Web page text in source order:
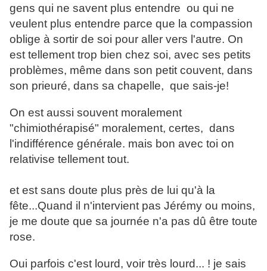
gens qui ne savent plus entendre ou qui ne
veulent plus entendre parce que la compassion
oblige à sortir de soi pour aller vers l'autre. On
est tellement trop bien chez soi, avec ses petits
problèmes, même dans son petit couvent, dans
son prieuré, dans sa chapelle, que sais-je!
On est aussi souvent moralement
"chimiothérapisé" moralement, certes, dans
l'indifférence générale. mais bon avec toi on
relativise tellement tout.
et est sans doute plus près de lui qu'à la
fête...Quand il n'intervient pas Jérémy ou moins,
je me doute que sa journée n'a pas dû être toute
rose.
Oui parfois c'est lourd, voir très lourd... ! je sais